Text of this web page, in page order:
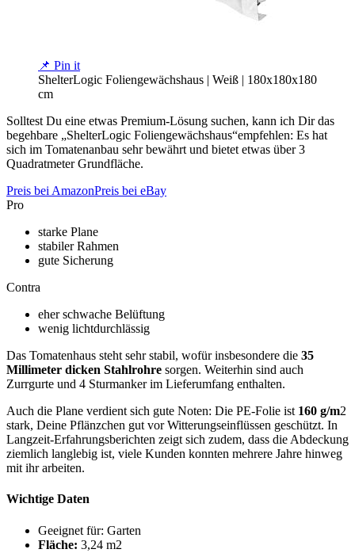
📌 Pin it
ShelterLogic Foliengewächshaus | Weiß | 180x180x180
cm
Solltest Du eine etwas Premium-Lösung suchen, kann ich Dir das
begehbare „ShelterLogic Foliengewächshaus“empfehlen: Es hat
sich im Tomatenanbau sehr bewährt und bietet etwas über 3
Quadratmeter Grundfläche.
Preis bei AmazonPreis bei eBay
Pro
starke Plane
stabiler Rahmen
gute Sicherung
Contra
eher schwache Belüftung
wenig lichtdurchlässig
Das Tomatenhaus steht sehr stabil, wofür insbesondere die 35
Millimeter dicken Stahlrohre sorgen. Weiterhin sind auch
Zurrgurte und 4 Sturmanker im Lieferumfang enthalten.
Auch die Plane verdient sich gute Noten: Die PE-Folie ist 160 g/m2
stark, Deine Pflänzchen gut vor Witterungseinflüssen geschützt. In
Langzeit-Erfahrungsberichten zeigt sich zudem, dass die Abdeckung
ziemlich langlebig ist, viele Kunden konnten mehrere Jahre hinweg
mit ihr arbeiten.
Wichtige Daten
Geeignet für: Garten
Fläche: 3,24 m2